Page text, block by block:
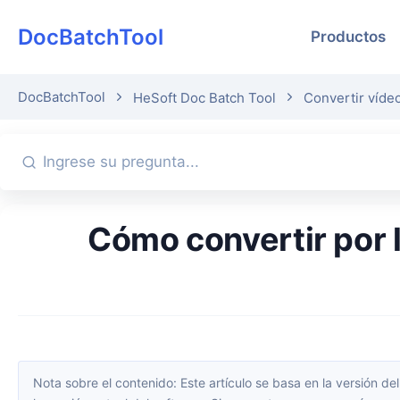
DocBatchTool Productos
DocBatchTool HeSoft Doc Batch Tool Convertir
Cómo convertir por lotes múltiples videos MP4, AVI, FLV al formato
Nota sobre el contenido: Este artículo se basa en la versión del software disponible en el momento de su publicación. La interfaz y las funciones pueden cambiar con las actualizaciones; consulta